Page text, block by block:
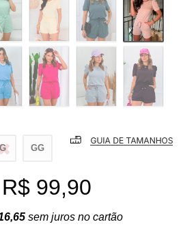
G GG
R$ 99,90
sem juros no cartão